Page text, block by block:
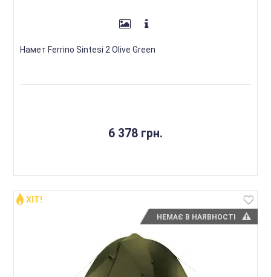
Намет Ferrino Sintesi 2 Olive Green
6 378 грн.
НЕМАЄ В НАЯВНОСТІ
ХІТ!